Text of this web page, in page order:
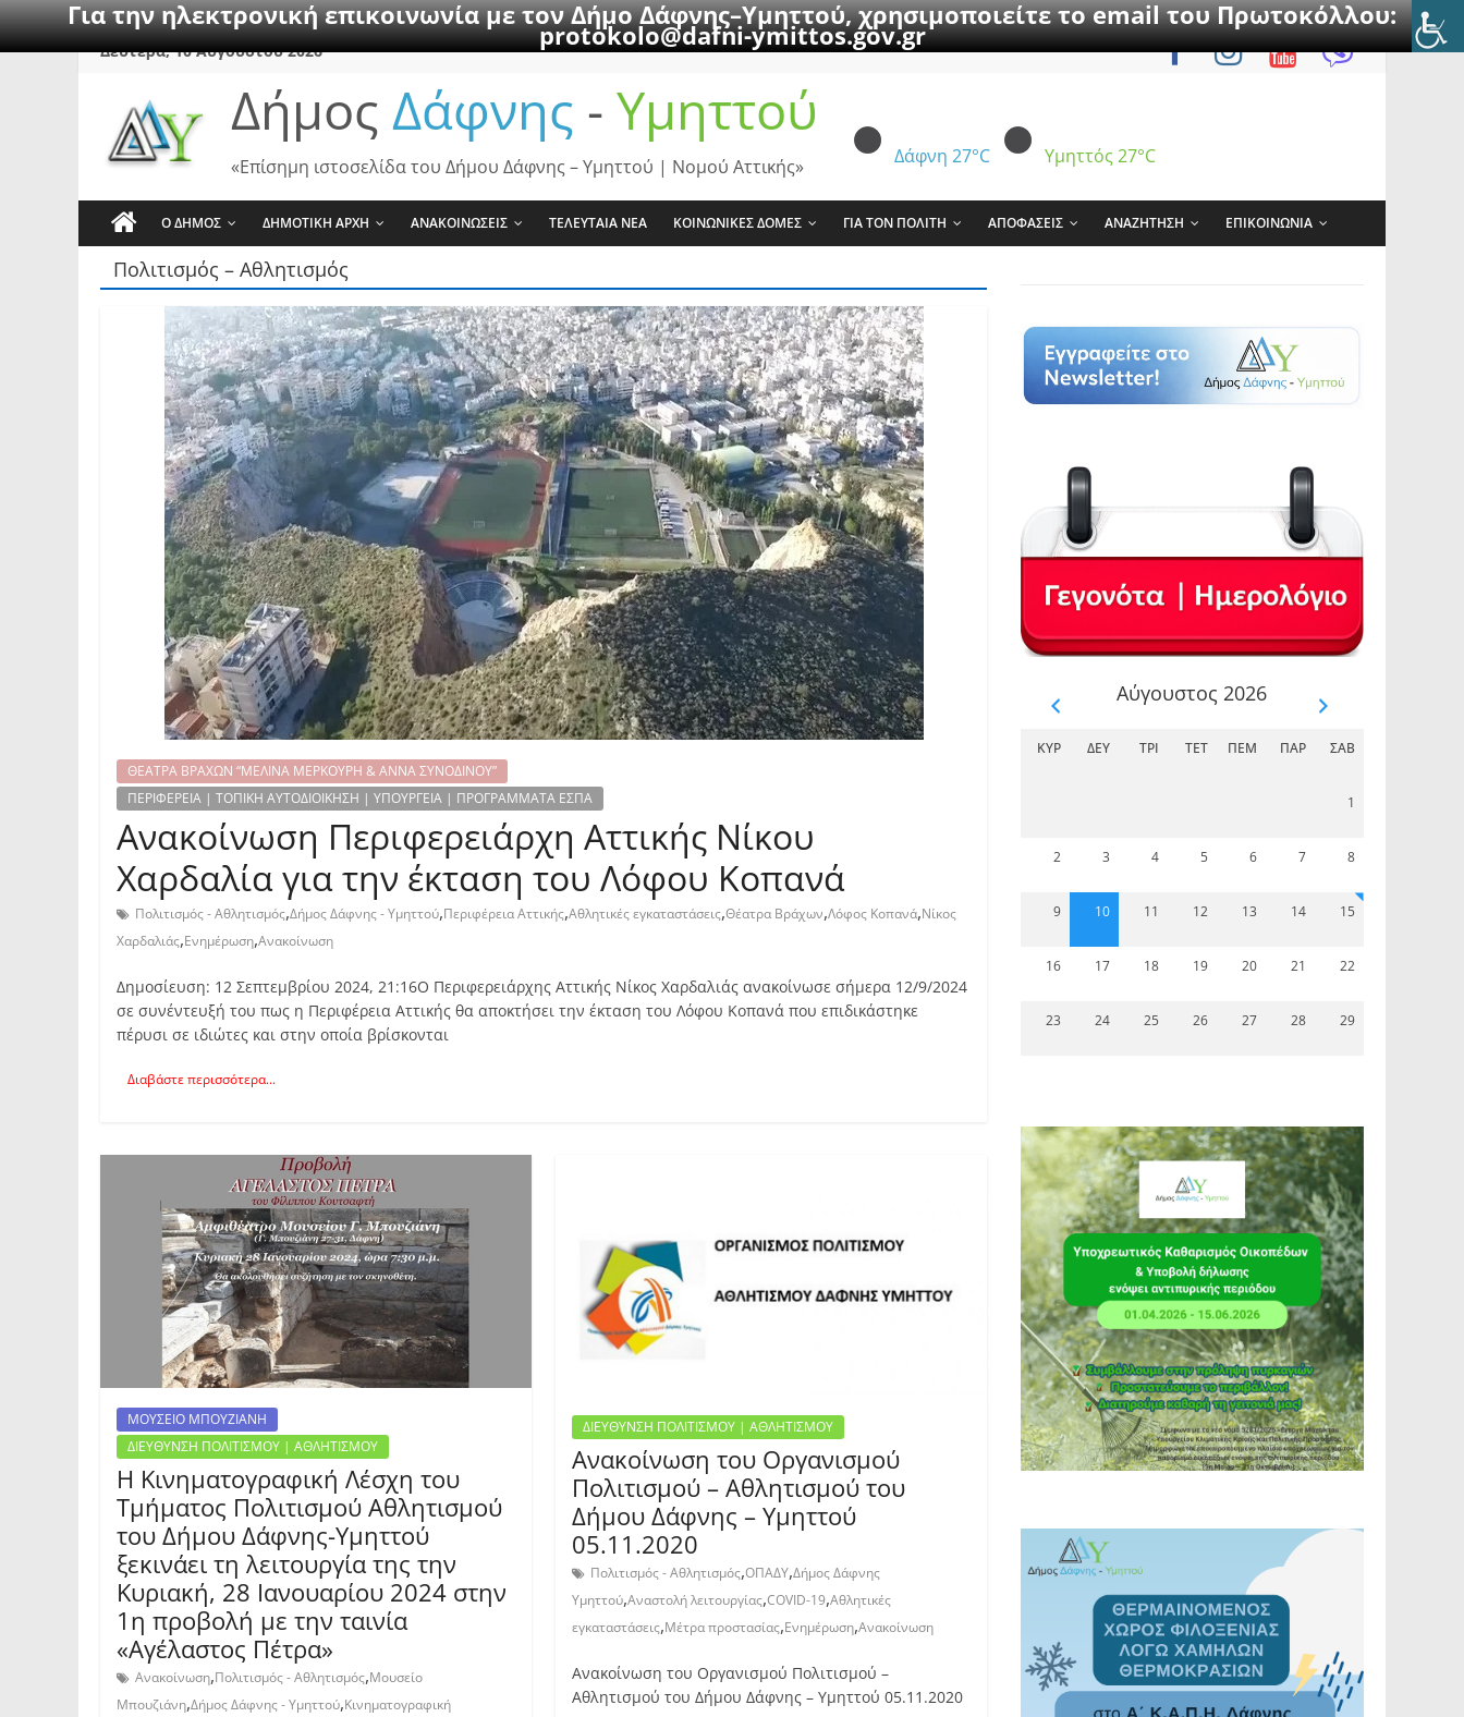
Για την ηλεκτρονική επικοινωνία με τον Δήμο Δάφνης–Υμηττού, χρησιμοποιείτε το email του Πρωτοκόλλου:
protokolo@dafni-ymittos.gov.gr
SkipΔευτέρα, 10 Αυγούστου 2026
Δήμος Δάφνης - Υμηττού
Δάφνη 27°C Υμηττός 27°C
«Επίσημη ιστοσελίδα του Δήμου Δάφνης – Υμηττού | Νομού Αττικής»
Ο ΔΗΜΟΣ ΔΗΜΟΤΙΚΗ ΑΡΧΗ ΑΝΑΚΟΙΝΩΣΕΙΣ ΤΕΛΕΥΤΑΙΑ ΝΕΑ ΚΟΙΝΩΝΙΚΕΣ ΔΟΜΕΣ ΓΙΑ ΤΟΝ ΠΟΛΙΤΗ ΑΠΟΦΑΣΕΙΣ ΑΝΑΖΗΤΗΣΗ ΕΠΙΚΟΙΝΩΝΙΑ
Πολιτισμός – Αθλητισμός
ΘΕΑΤΡΑ ΒΡΑΧΩΝ “ΜΕΛΙΝΑ ΜΕΡΚΟΥΡΗ & ΑΝΝΑ ΣΥΝΟΔΙΝΟΥ”
ΠΕΡΙΦΕΡΕΙΑ | ΤΟΠΙΚΗ ΑΥΤΟΔΙΟΙΚΗΣΗ | ΥΠΟΥΡΓΕΙΑ | ΠΡΟΓΡΑΜΜΑΤΑ ΕΣΠΑ
Ανακοίνωση Περιφερειάρχη Αττικής Νίκου
Χαρδαλία για την έκταση του Λόφου Κοπανά
Πολιτισμός - Αθλητισμός,Δήμος Δάφνης - Υμηττού,Περιφέρεια Αττικής,Αθλητικές εγκαταστάσεις,Θέατρα Βράχων,Λόφος Κοπανά,Νίκος
Χαρδαλιάς,Ενημέρωση,Ανακοίνωση
Δημοσίευση: 12 Σεπτεμβρίου 2024, 21:16Ο Περιφερειάρχης Αττικής Νίκος Χαρδαλιάς ανακοίνωσε σήμερα 12/9/2024
σε συνέντευξή του πως η Περιφέρεια Αττικής θα αποκτήσει την έκταση του Λόφου Κοπανά που επιδικάστηκε
πέρυσι σε ιδιώτες και στην οποία βρίσκονται
Διαβάστε περισσότερα...
ΜΟΥΣΕΙΟ ΜΠΟΥΖΙΑΝΗ
ΔΙΕΥΘΥΝΣΗ ΠΟΛΙΤΙΣΜΟΥ | ΑΘΛΗΤΙΣΜΟΥ
Η Κινηματογραφική Λέσχη του
Τμήματος Πολιτισμού Αθλητισμού
του Δήμου Δάφνης-Υμηττού
ξεκινάει τη λειτουργία της την
Κυριακή, 28 Ιανουαρίου 2024 στην
1η προβολή με την ταινία
«Αγέλαστος Πέτρα»
Ανακοίνωση,Πολιτισμός - Αθλητισμός,Μουσείο
Μπουζιάνη,Δήμος Δάφνης - Υμηττού,Κινηματογραφική
ΔΙΕΥΘΥΝΣΗ ΠΟΛΙΤΙΣΜΟΥ | ΑΘΛΗΤΙΣΜΟΥ
Ανακοίνωση του Οργανισμού
Πολιτισμού – Αθλητισμού του
Δήμου Δάφνης – Υμηττού
05.11.2020
Πολιτισμός - Αθλητισμός,ΟΠΑΔΥ,Δήμος Δάφνης
Υμηττού,Αναστολή λειτουργίας,COVID-19,Αθλητικές
εγκαταστάσεις,Μέτρα προστασίας,Ενημέρωση,Ανακοίνωση
Ανακοίνωση του Οργανισμού Πολιτισμού –
Αθλητισμού του Δήμου Δάφνης – Υμηττού 05.11.2020
Αύγουστος 2026
ΚΥΡ ΔΕΥ ΤΡΊ ΤΕΤ ΠΈΜ ΠΑΡ ΣΆΒ
1
2 3 4 5 6 7 8
9 10 11 12 13 14 15
16 17 18 19 20 21 22
23 24 25 26 27 28 29